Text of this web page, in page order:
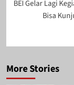
BEI Gelar Lagi
Bisa
More Stories